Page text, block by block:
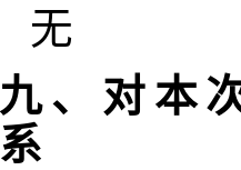
无
九、对本
系